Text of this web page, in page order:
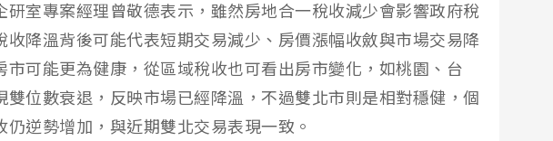
研室專案經理曾敬德表示，雖然房地合一稅收減少會影響政府稅
收降溫背後可能代表短期交易減少、房價漲幅收斂與市場交易降
市可能更為健康，從區域稅收也可看出房市變化，如桃園、台
雙位數衰退，反映市場已經降溫，不過雙北市則是相對穩健，個
仍逆勢增加，與近期雙北交易表現一致。